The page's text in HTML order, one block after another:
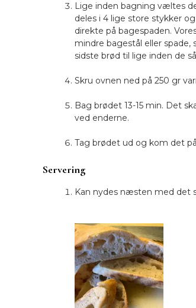
Lige inden bagning væltes
deles i 4 lige store stykker
direkte på bagespaden.
mindre bagestål eller
sidste brød til lige inden de
Skru ovnen ned på 250 gr
Bag brødet 13-15 min. Det
ved enderne.
Tag brødet ud og kom det
Servering
Kan nydes næsten med det